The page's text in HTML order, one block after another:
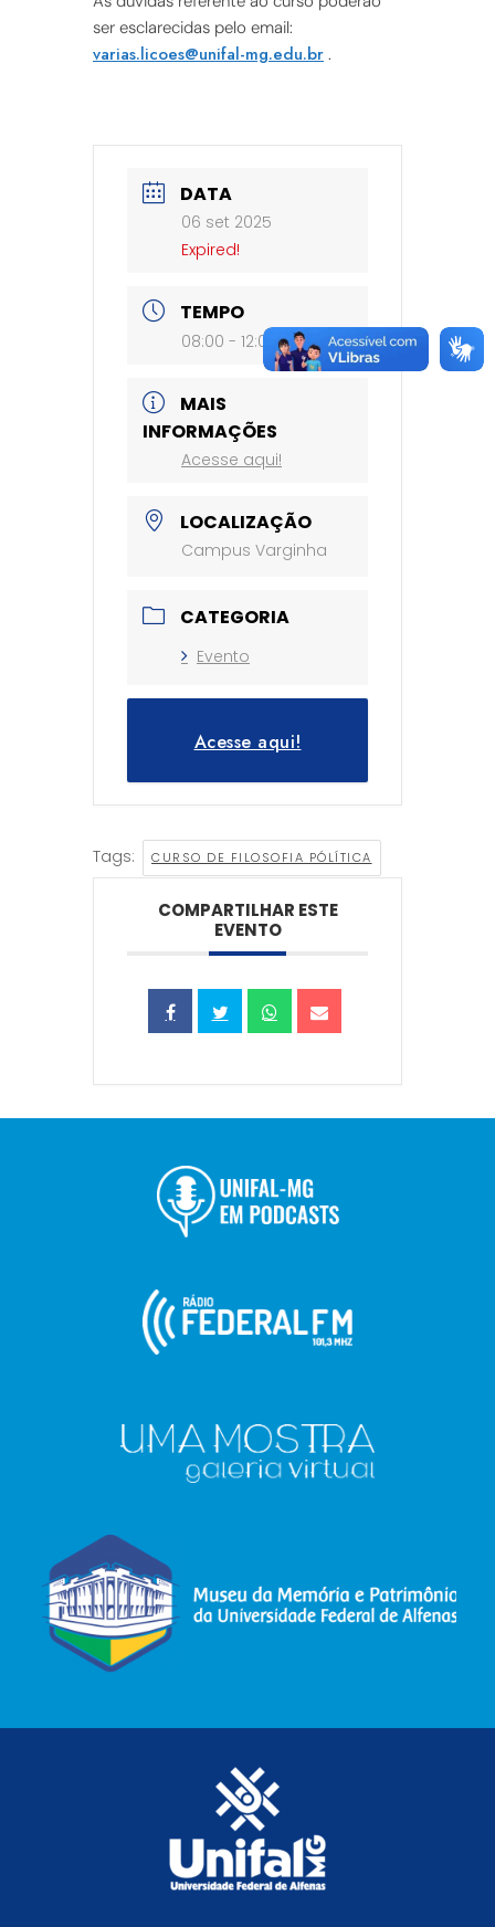
ser esclarecidas pelo email:
varias.licoes@unifal-mg.edu.br .
DATA
06 set 2025
Expired!
TEMPO
08:00 - 12:00
MAIS
INFORMAÇÕES
Acesse aqui!
LOCALIZAÇÃO
Campus Varginha
CATEGORIA
Evento
Acesse aqui!
Tags: CURSO DE FILOSOFIA PÓLÍTICA
COMPARTILHAR ESTE
EVENTO